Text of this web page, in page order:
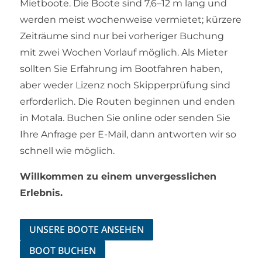
Mietboote. Die Boote sind 7,6–12 m lang und
werden meist wochenweise vermietet; kürzere
Zeiträume sind nur bei vorheriger Buchung
mit zwei Wochen Vorlauf möglich. Als Mieter
sollten Sie Erfahrung im Bootfahren haben,
aber weder Lizenz noch Skipperprüfung sind
erforderlich. Die Routen beginnen und enden
in Motala. Buchen Sie online oder senden Sie
Ihre Anfrage per E-Mail, dann antworten wir so
schnell wie möglich.
Willkommen zu einem unvergesslichen
Erlebnis.
UNSERE BOOTE ANSEHEN
BOOT BUCHEN